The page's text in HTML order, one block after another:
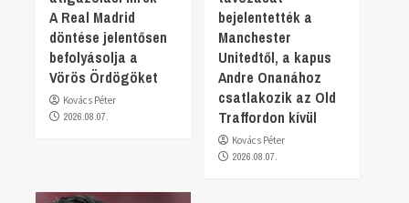
A Real Madrid
döntése jelentősen
befolyásolja a
Vörös Ördögöket
Kovács Péter
2026.08.07.
bejelentették a
Manchester
Unitedtől, a kapus
Andre Onanához
csatlakozik az Old
Traffordon kívül
Kovács Péter
2026.08.07.